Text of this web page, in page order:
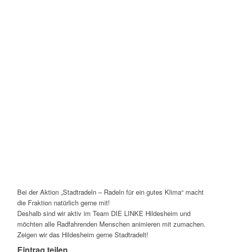
Bei der Aktion „Stadtradeln – Radeln für ein gutes Klima“ macht
die Fraktion natürlich gerne mit!
Deshalb sind wir aktiv im Team DIE LINKE Hildesheim und
möchten alle Radfahrenden Menschen animieren mit zumachen.
Zeigen wir das Hildesheim gerne Stadtradelt!